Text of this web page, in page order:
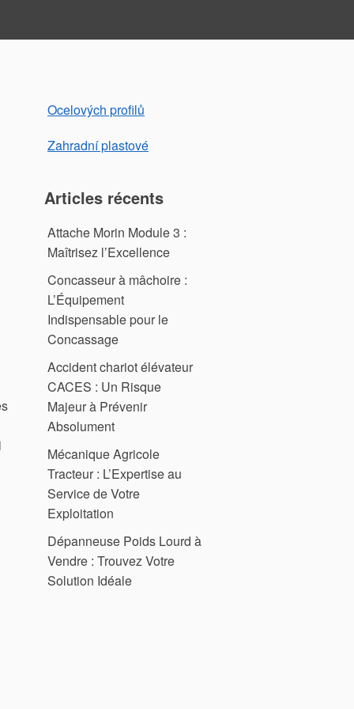
Ocelových profilů
Zahradní plastové
Articles récents
Attache Morin Module 3 :
Maîtrisez l’Excellence
Concasseur à mâchoire :
L’Équipement
Indispensable pour le
Concassage
Accident chariot élévateur
CACES : Un Risque
Majeur à Prévenir
Absolument
Mécanique Agricole
Tracteur : L’Expertise au
Service de Votre
Exploitation
Dépanneuse Poids Lourd à
Vendre : Trouvez Votre
Solution Idéale